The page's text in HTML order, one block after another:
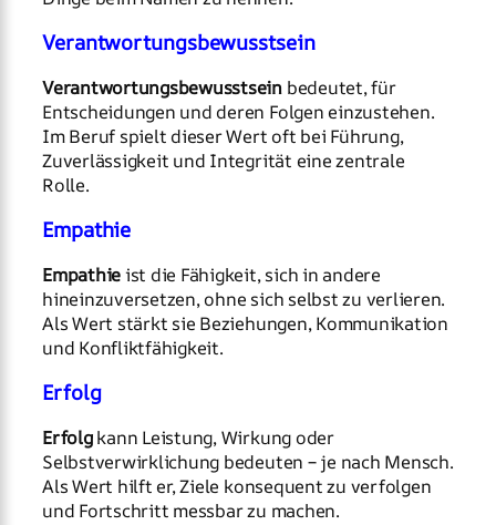
Verantwortungsbewusstsein
Verantwortungsbewusstsein bedeutet, für
Entscheidungen und deren Folgen einzustehen.
Im Beruf spielt dieser Wert oft bei Führung,
Zuverlässigkeit und Integrität eine zentrale
Rolle.
Empathie
Empathieist die Fähigkeit, sich in andere
hineinzuversetzen, ohne sich selbst zu verlieren.
Als Wert stärkt sie Beziehungen, Kommunikation
und Konfliktfähigkeit.
Erfolg
Erfolgkann Leistung, Wirkung oder
Selbstverwirklichung bedeuten – je nach Mensch.
Als Wert hilft er, Ziele konsequent zu verfolgen
und Fortschritt messbar zu machen.